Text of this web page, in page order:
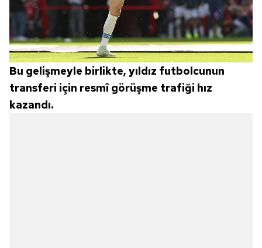
Bu gelişmeyle birlikte, yıldız futbolcunun
transferi için resmî görüşme trafiği hız
kazandı.